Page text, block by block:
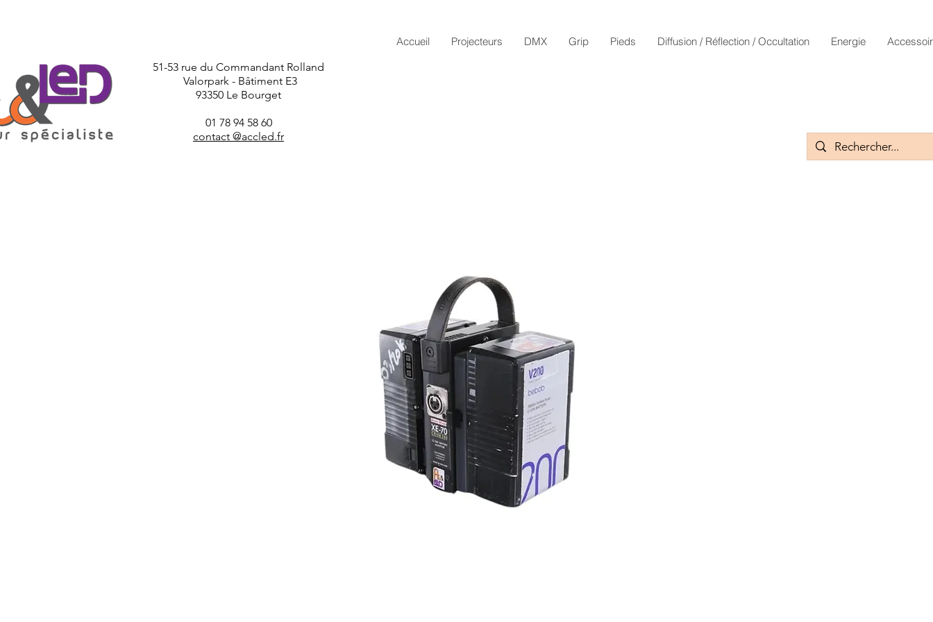
51-53 rue du Commandant Rolland
Valorpark - Bâtiment E3
93350 Le Bourget
01 78 94 58 60
contact @accled.fr
Accueil Projecteurs DMX Grip Pieds Diffusion / Réflection / Occultation Energie